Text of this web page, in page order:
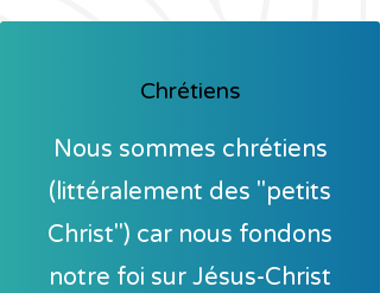
Chrétiens
Nous sommes chrétiens
(littéralement des "petits
Christ") car nous fondons
notre foi sur Jésus-Christ